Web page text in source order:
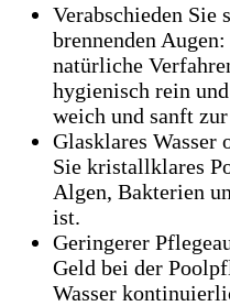
Verabschieden Sie
brennenden
natürliche
hygienisch rein
weich und sanft
Glasklares Wasser
Sie kristallklares
Algen, Bakterien
ist.
Geringerer
Geld bei der
Wasser